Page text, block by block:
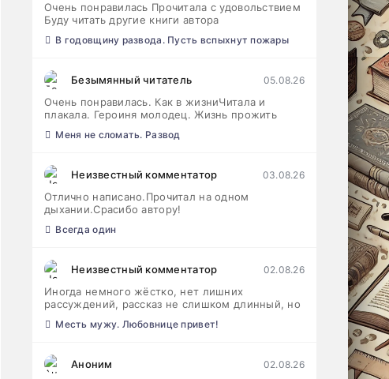
Очень понравилась Прочитала с удовольствием
Буду читать другие книги автора
В годовщину развода. Пусть вспыхнут пожары
Безымянный читатель 05.08.26
Очень понравилась. Как в жизниЧитала и
плакала. Героиня молодец. Жизнь прожить
Меня не сломать. Развод
Неизвестный комментатор 03.08.26
Отлично написано.Прочитал на одном
дыхании.Срасибо автору!
Всегда один
Неизвестный комментатор 02.08.26
Иногда немного жёстко, нет лишних
рассуждений, рассказ не слишком длинный, но
Месть мужу. Любовнице привет!
Аноним 02.08.26